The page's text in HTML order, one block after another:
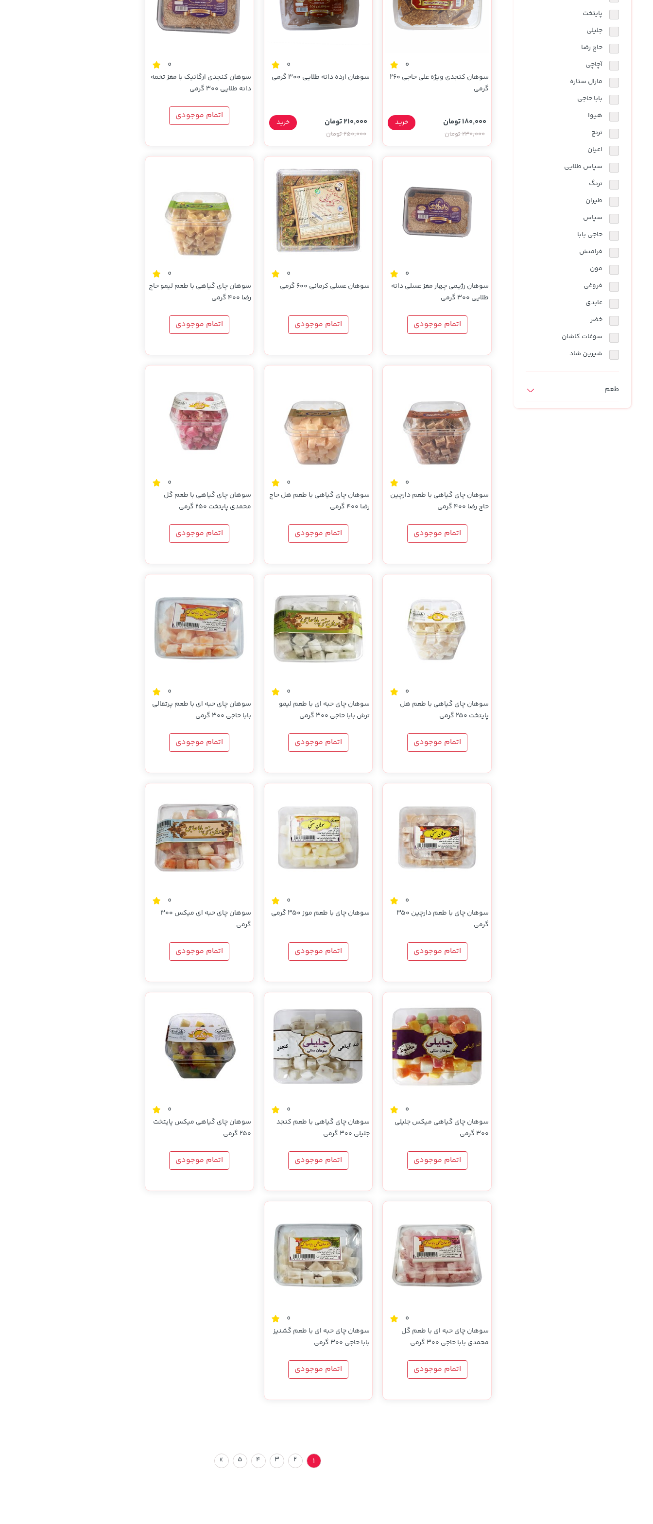
روشنایی و الکتریکی
پایتخت
جلیلی
حاج رضا
آچاچی
مارال ستاره
بابا حاجی
هیوا
ترنج
اعیان
سپاس طلایی
ترنگ
طیران
سپاس
حاجی بابا
فرامنش
مون
فروغی
عابدی
خضر
سوغات کاشان
شیرین شاد
طعم
0
سوهان کنجدی ویژه علی حاجی 260
گرمی
180,000 تومان
230,000 تومان
خرید
0
سوهان ارده دانه طلایی 300 گرمی
210,000 تومان
250,000 تومان
خرید
0
سوهان کنجدی ارگانیک با مغز تخمه
دانه طلایی 300 گرمی
اتمام موجودی
0
سوهان رژیمی چهار مغز عسلی دانه
طلایی 300 گرمی
اتمام موجودی
0
سوهان عسلی کرمانی 600 گرمی
اتمام موجودی
0
سوهان چای گیاهی با طعم لیمو حاج
رضا 400 گرمی
اتمام موجودی
0
سوهان چای گیاهی با طعم دارچین
حاج رضا 400 گرمی
اتمام موجودی
0
سوهان چای گیاهی با طعم هل حاج
رضا 400 گرمی
اتمام موجودی
0
سوهان چای گیاهی با طعم گل
محمدی پایتخت 250 گرمی
اتمام موجودی
0
سوهان چای گیاهی با طعم هل
پایتخت 250 گرمی
اتمام موجودی
0
سوهان چای حبه ای با طعم لیمو
ترش بابا حاجی 300 گرمی
اتمام موجودی
0
سوهان چای حبه ای با طعم پرتقالی
بابا حاجی 300 گرمی
اتمام موجودی
0
سوهان چای با طعم دارچین 350
گرمی
اتمام موجودی
0
سوهان چای با طعم موز 350 گرمی
اتمام موجودی
0
سوهان چای حبه ای میکس 300
گرمی
اتمام موجودی
0
سوهان چای گیاهی میکس جلیلی
300 گرمی
اتمام موجودی
0
سوهان چای گیاهی با طعم کنجد
جلیلی 300 گرمی
اتمام موجودی
0
سوهان چای گیاهی میکس پایتخت
250 گرمی
اتمام موجودی
0
سوهان چای حبه ای با طعم گل
محمدی بابا حاجی 300 گرمی
اتمام موجودی
0
سوهان چای حبه ای با طعم گشنیز
بابا حاجی 300 گرمی
اتمام موجودی
1
2
3
4
5
»